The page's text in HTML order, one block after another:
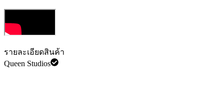
รายละเอียดสินค้า
Queen Studios